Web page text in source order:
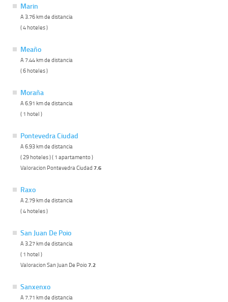
Marin
A 3.76 km de distancia
( 4 hoteles )
Meaño
A 7.44 km de distancia
( 6 hoteles )
Moraña
A 6.91 km de distancia
( 1 hotel )
Pontevedra Ciudad
A 6.93 km de distancia
( 29 hoteles ) ( 1 apartamento )
Valoracion Pontevedra Ciudad 7.6
Raxo
A 2.79 km de distancia
( 4 hoteles )
San Juan De Poio
A 3.27 km de distancia
( 1 hotel )
Valoracion San Juan De Poio7.2
Sanxenxo
A 7.71 km de distancia